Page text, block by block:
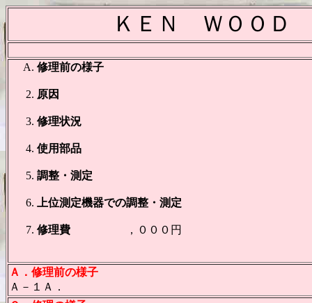
ＫＥＮ ＷＯＯＤ
修理前の様子
原因
修理状況
使用部品
調整・測定
上位測定機器での調整・測定
修理費 ，０００円
Ａ．修理前の様子
Ａ－１Ａ．